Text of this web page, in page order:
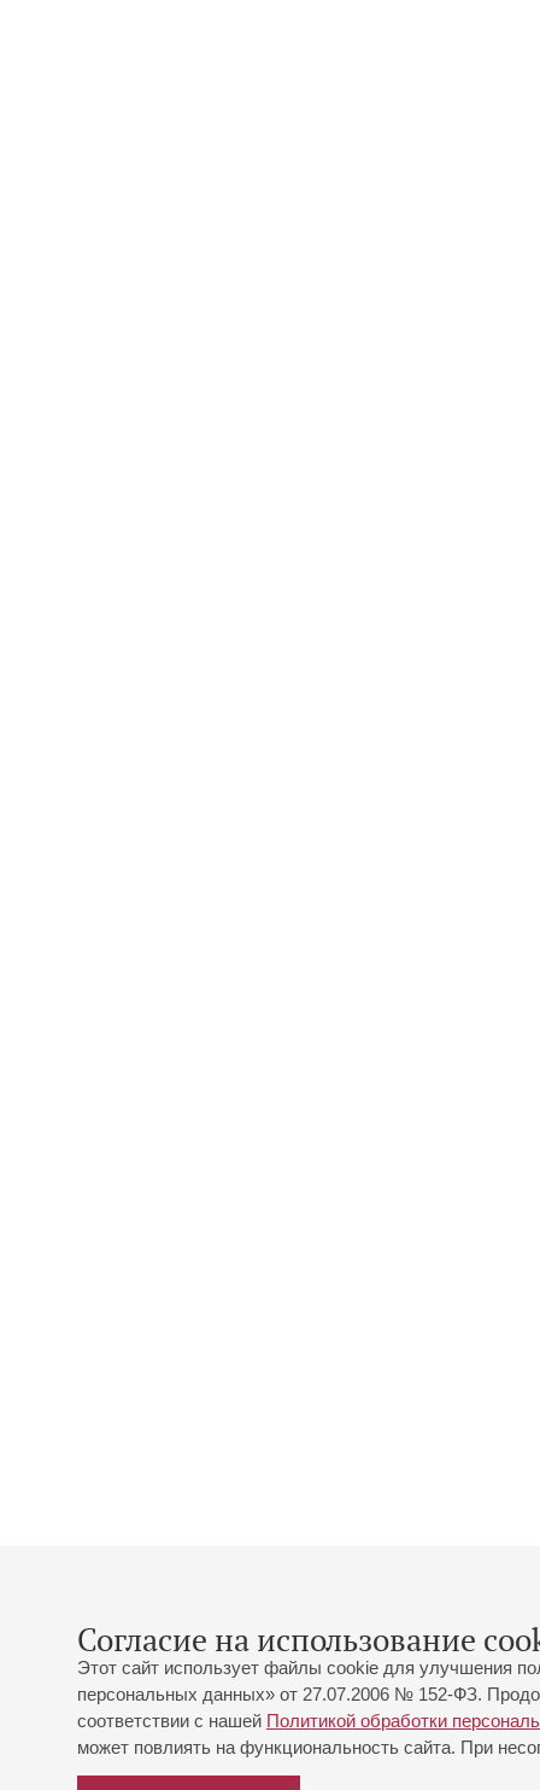
Согласие на использование
Этот сайт использует файлы cookie для улучшения
персональных данных» от 27.07.2006 № 152-ФЗ.
соответствии с нашей Политикой обработки
может повлиять на функциональность сайта. При